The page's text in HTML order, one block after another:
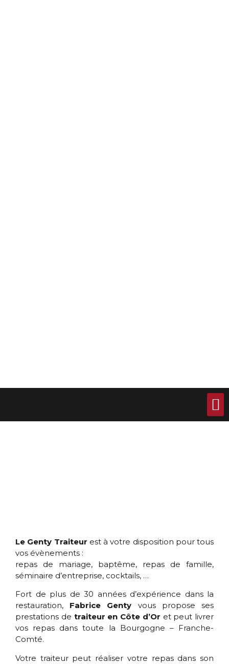
Le Genty Traiteur est à votre disposition pour tous
vos évènements :
repas de mariage, baptême, repas de famille,
séminaire d’entreprise, cocktails, …
Fort de plus de 30 années d’expérience dans la
restauration, Fabrice Genty vous propose ses
prestations de traiteur en Côte d’Or et peut livrer
vos repas dans toute la Bourgogne – Franche-
Comté.
Votre traiteur peut réaliser votre repas dans son